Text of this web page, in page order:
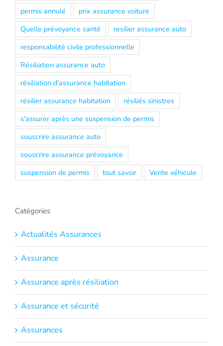
permis annulé
prix assurance voiture
Quelle prévoyance santé
resilier assurance auto
responsabilité civile professionnelle
Résiliation assurance auto
résiliation d'assurance habitation
résilier assurance habitation
résiliés sinistres
s'assurer après une suspension de permis
souscrire assurance auto
souscrire assurance prévoyance
suspension de permis
tout savoir Vente véhicule
Catégories
Actualités Assurances
Assurance
Assurance après résiliation
Assurance et sécurité
Assurances